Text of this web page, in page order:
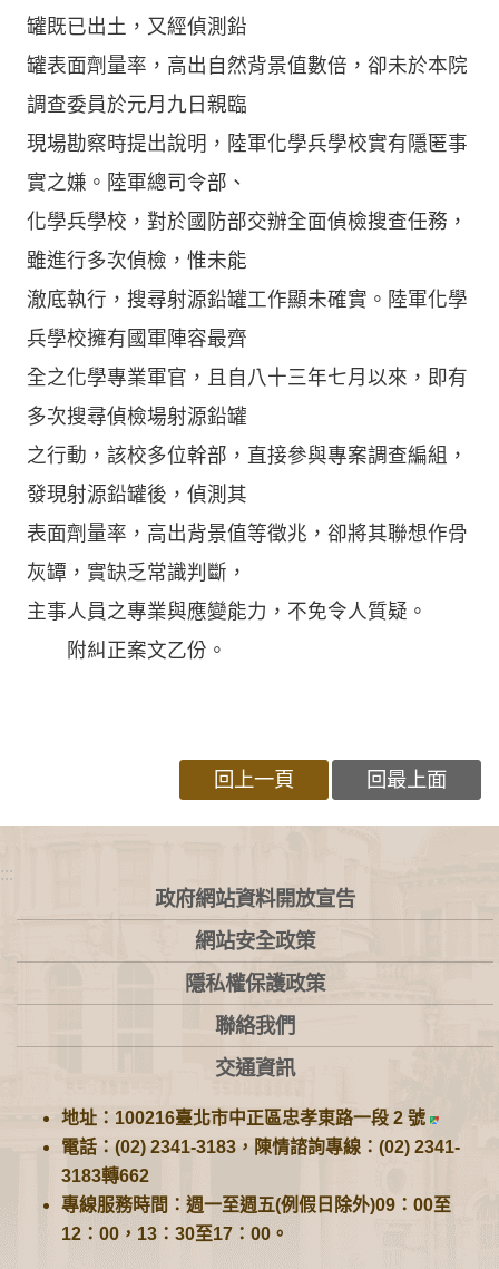
罐既已出土，又經偵測鉛
罐表面劑量率，高出自然背景值數倍，卻未於本院
調查委員於元月九日親臨
現場勘察時提出說明，陸軍化學兵學校實有隱匿事
實之嫌。陸軍總司令部、
化學兵學校，對於國防部交辦全面偵檢搜查任務，
雖進行多次偵檢，惟未能
澈底執行，搜尋射源鉛罐工作顯未確實。陸軍化學
兵學校擁有國軍陣容最齊
全之化學專業軍官，且自八十三年七月以來，即有
多次搜尋偵檢場射源鉛罐
之行動，該校多位幹部，直接參與專案調查編組，
發現射源鉛罐後，偵測其
表面劑量率，高出背景值等徵兆，卻將其聯想作骨
灰罈，實缺乏常識判斷，
主事人員之專業與應變能力，不免令人質疑。
附糾正案文乙份。
回上一頁 回最上面
:::
政府網站資料開放宣告
網站安全政策
隱私權保護政策
聯絡我們
交通資訊
地址：100216臺北市中正區忠孝東路一段 2 號
電話：(02) 2341-3183，陳情諮詢專線：(02) 2341-
3183轉662
專線服務時間：週一至週五(例假日除外)09：00至
12：00，13：30至17：00。